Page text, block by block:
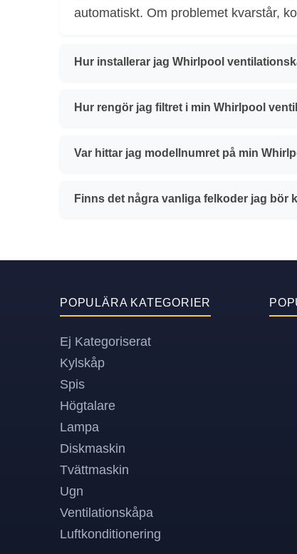
automatiskt. Om problemet kvarstår,
Hur installerar jag Whirlpool
Hur rengör jag filtret i min Whirlpool
Var hittar jag modellnumret på min
Finns det några vanliga felkoder jag
POPULÄRA KATEGORIER
Ej Kategoriserat
Kylskåp
Spis
Högtalare
Lampa
Diskmaskin
Tvättmaskin
Ugn
Ventilationskåpa
Luftkonditionering